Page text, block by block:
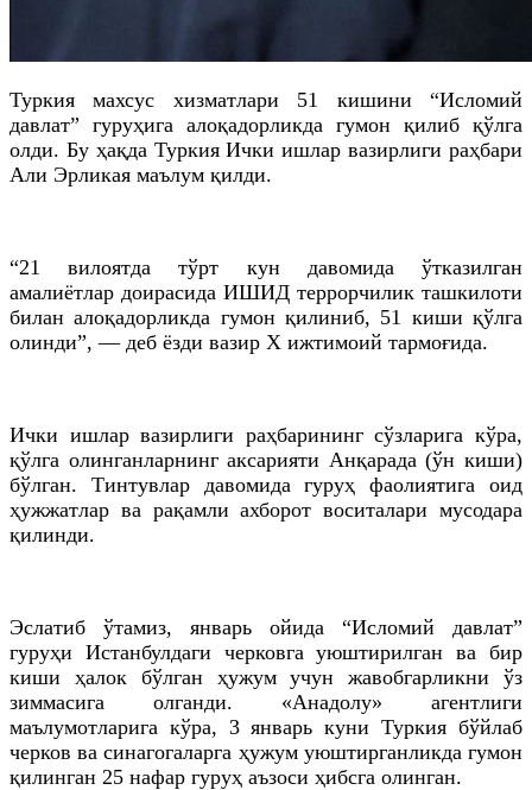
Туркия махсус хизматлари 51 кишини “Исломий
давлат” гуруҳига алоқадорликда гумон қилиб қўлга
олди. Бу ҳақда Туркия Ички ишлар вазирлиги раҳбари
Али Эрликая маълум қилди.
“21 вилоятда тўрт кун давомида ўтказилган
амалиётлар доирасида ИШИД террорчилик ташкилоти
билан алоқадорликда гумон қилиниб, 51 киши қўлга
олинди”, — деб ёзди вазир Х ижтимоий тармоғида.
Ички ишлар вазирлиги раҳбарининг сўзларига кўра,
қўлга олинганларнинг аксарияти Анқарада (ўн киши)
бўлган. Тинтувлар давомида гуруҳ фаолиятига оид
ҳужжатлар ва рақамли ахборот воситалари мусодара
қилинди.
Эслатиб ўтамиз, январь ойида “Исломий давлат”
гуруҳи Истанбулдаги черковга уюштирилган ва бир
киши ҳалок бўлган ҳужум учун жавобгарликни ўз
зиммасига олганди. «Анадолу» агентлиги
маълумотларига кўра, 3 январь куни Туркия бўйлаб
черков васинагогаларга ҳужум уюштирганликда гумон
қилинган 25 нафар гуруҳ аъзоси ҳибсга олинган.